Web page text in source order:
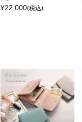
¥22,000(税込)